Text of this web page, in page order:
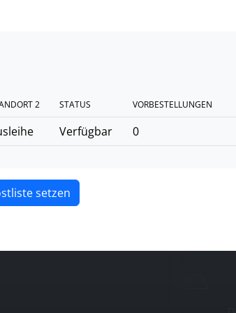
2 STATUS VORBESTELLUNGEN
Verfügbar 0
setzen